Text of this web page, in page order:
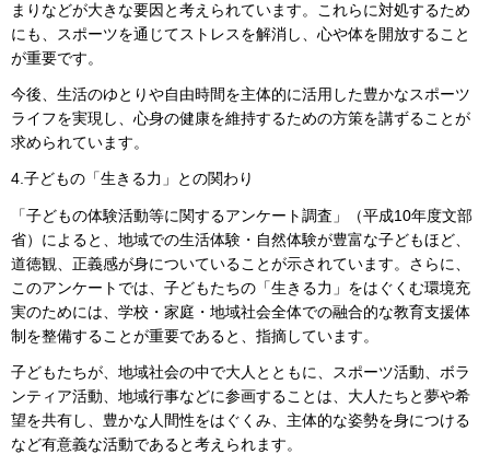
まりなどが大きな要因と考えられています。これらに対処するため
にも、スポーツを通じてストレスを解消し、心や体を開放すること
が重要です。
今後、生活のゆとりや自由時間を主体的に活用した豊かなスポーツ
ライフを実現し、心身の健康を維持するための方策を講ずることが
求められています。
4.子どもの「生きる力」との関わり
「子どもの体験活動等に関するアンケート調査」（平成10年度文部
省）によると、地域での生活体験・自然体験が豊富な子どもほど、
道徳観、正義感が身についていることが示されています。さらに、
このアンケートでは、子どもたちの「生きる力」をはぐくむ環境充
実のためには、学校・家庭・地域社会全体での融合的な教育支援体
制を整備することが重要であると、指摘しています。
子どもたちが、地域社会の中で大人とともに、スポーツ活動、ボラ
ンティア活動、地域行事などに参画することは、大人たちと夢や希
望を共有し、豊かな人間性をはぐくみ、主体的な姿勢を身につける
など有意義な活動であると考えられます。